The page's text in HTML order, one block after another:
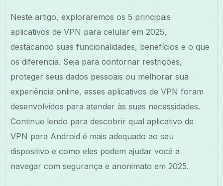
Neste artigo, exploraremos os 5 principais
aplicativos de VPN para celular em 2025,
destacando suas funcionalidades, benefícios e o que
os diferencia. Seja para contornar restrições,
proteger seus dados pessoais ou melhorar sua
experiência online, esses aplicativos de VPN foram
desenvolvidos para atender às suas necessidades.
Continue lendo para descobrir qual aplicativo de
VPN para Android é mais adequado ao seu
dispositivo e como eles podem ajudar você a
navegar com segurança e anonimato em 2025.